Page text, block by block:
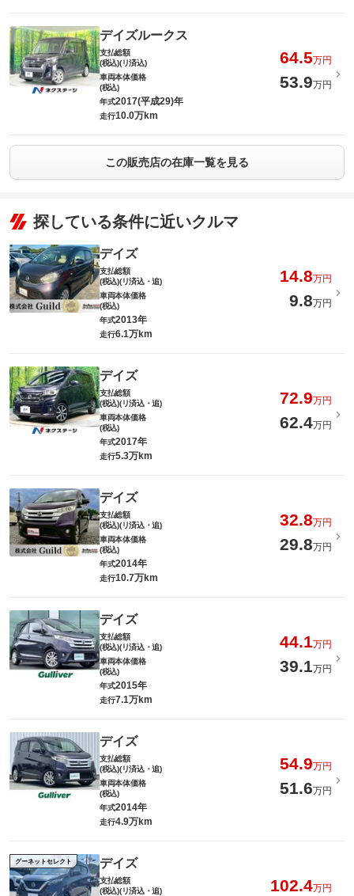
デイズルークス
支払総額
(税込)(リ済込)
64.5万円
車両本体価格
(税込)
53.9万円
年式2017(平成29)年
走行10.0万km
この販売店の在庫一覧を見る
探している条件に近いクルマ
デイズ
支払総額
(税込)(リ済込・追)
14.8万円
車両本体価格
(税込)
9.8万円
年式2013年
走行6.1万km
デイズ
支払総額
(税込)(リ済込・追)
72.9万円
車両本体価格
(税込)
62.4万円
年式2017年
走行5.3万km
デイズ
支払総額
(税込)(リ済込・追)
32.8万円
車両本体価格
(税込)
29.8万円
年式2014年
走行10.7万km
デイズ
支払総額
(税込)(リ済込・追)
44.1万円
車両本体価格
(税込)
39.1万円
年式2015年
走行7.1万km
デイズ
支払総額
(税込)(リ済込・追)
54.9万円
車両本体価格
(税込)
51.6万円
年式2014年
走行4.9万km
グーネットセレクト デイズ
支払総額
(税込)(リ済込・追)
102.4万円